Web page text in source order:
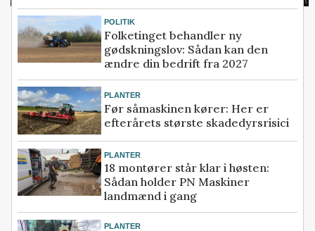
POLITIK
Folketinget behandler ny
gødskningslov: Sådan kan den
ændre din bedrift fra 2027
PLANTER
Før såmaskinen kører: Her er
efterårets største skadedyrsrisici
PLANTER
18 montører står klar i høsten:
Sådan holder PN Maskiner
landmænd i gang
PLANTER